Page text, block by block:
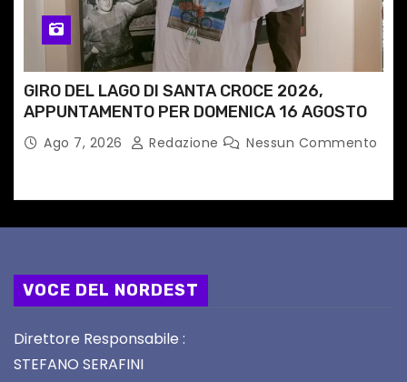
GIRO DEL LAGO DI SANTA CROCE 2026,
APPUNTAMENTO PER DOMENICA 16 AGOSTO
Ago 7, 2026 Redazione Nessun Commento
VOCE DEL NORDEST
Direttore Responsabile :
STEFANO SERAFINI